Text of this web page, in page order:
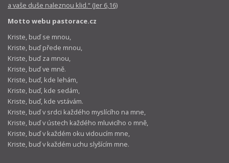
a vaše duše naleznou klid.“ (Jer 6,16)
Motto webu pastorace.cz
Kriste, buď se mnou,
Kriste, buď přede mnou,
Kriste, buď za mnou,
Kriste, buď ve mně.
Kriste, buď, kde lehám,
Kriste, buď, kde sedám,
Kriste, buď, kde vstávám.
Kriste, buď v srdci každého myslícího na mne,
Kriste, buď v ústech každého mluvicího o mně,
Kriste, buď v každém oku vidoucím mne,
Kriste, buď v každém uchu slyšícím mne.